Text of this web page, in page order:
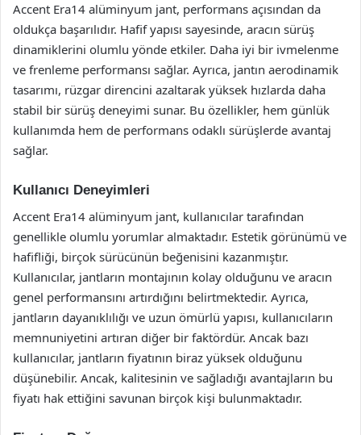
Accent Era14 alüminyum jant, performans açısından da
oldukça başarılıdır. Hafif yapısı sayesinde, aracın sürüş
dinamiklerini olumlu yönde etkiler. Daha iyi bir ivmelenme
ve frenleme performansı sağlar. Ayrıca, jantın aerodinamik
tasarımı, rüzgar direncini azaltarak yüksek hızlarda daha
stabil bir sürüş deneyimi sunar. Bu özellikler, hem günlük
kullanımda hem de performans odaklı sürüşlerde avantaj
sağlar.
Kullanıcı Deneyimleri
Accent Era14 alüminyum jant, kullanıcılar tarafından
genellikle olumlu yorumlar almaktadır. Estetik görünümü ve
hafifliği, birçok sürücünün beğenisini kazanmıştır.
Kullanıcılar, jantların montajının kolay olduğunu ve aracın
genel performansını artırdığını belirtmektedir. Ayrıca,
jantların dayanıklılığı ve uzun ömürlü yapısı, kullanıcıların
memnuniyetini artıran diğer bir faktördür. Ancak bazı
kullanıcılar, jantların fiyatının biraz yüksek olduğunu
düşünebilir. Ancak, kalitesinin ve sağladığı avantajların bu
fiyatı hak ettiğini savunan birçok kişi bulunmaktadır.